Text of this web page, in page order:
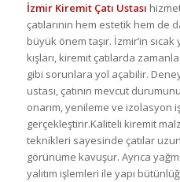
İzmir Kiremit Çatı Ustası
çatılarının hem estetik hem de
büyük önem taşır. İzmir’in sıcak
kışları, kiremit çatılarda
gibi sorunlara yol açabilir.
ustası, çatının mevcut
onarım, yenileme ve izolasyon
gerçekleştirir.Kaliteli kiremit
teknikleri sayesinde çatılar
görünüme kavuşur. Ayrıca
yalıtım işlemleri ile yapı